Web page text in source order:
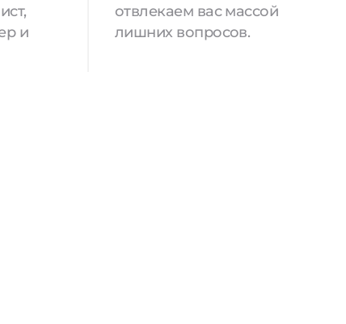
и
отвлекаем вас массой
лишних вопросов.